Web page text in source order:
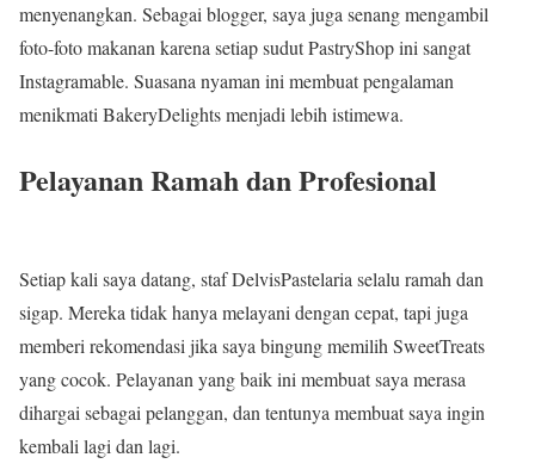
menyenangkan. Sebagai blogger, saya juga senang mengambil
foto-foto makanan karena setiap sudut PastryShop ini sangat
Instagramable. Suasana nyaman ini membuat pengalaman
menikmati BakeryDelights menjadi lebih istimewa.
Pelayanan Ramah dan Profesional
Setiap kali saya datang, staf DelvisPastelaria selalu ramah dan
sigap. Mereka tidak hanya melayani dengan cepat, tapi juga
memberi rekomendasi jika saya bingung memilih SweetTreats
yang cocok. Pelayanan yang baik ini membuat saya merasa
dihargai sebagai pelanggan, dan tentunya membuat saya ingin
kembali lagi dan lagi.